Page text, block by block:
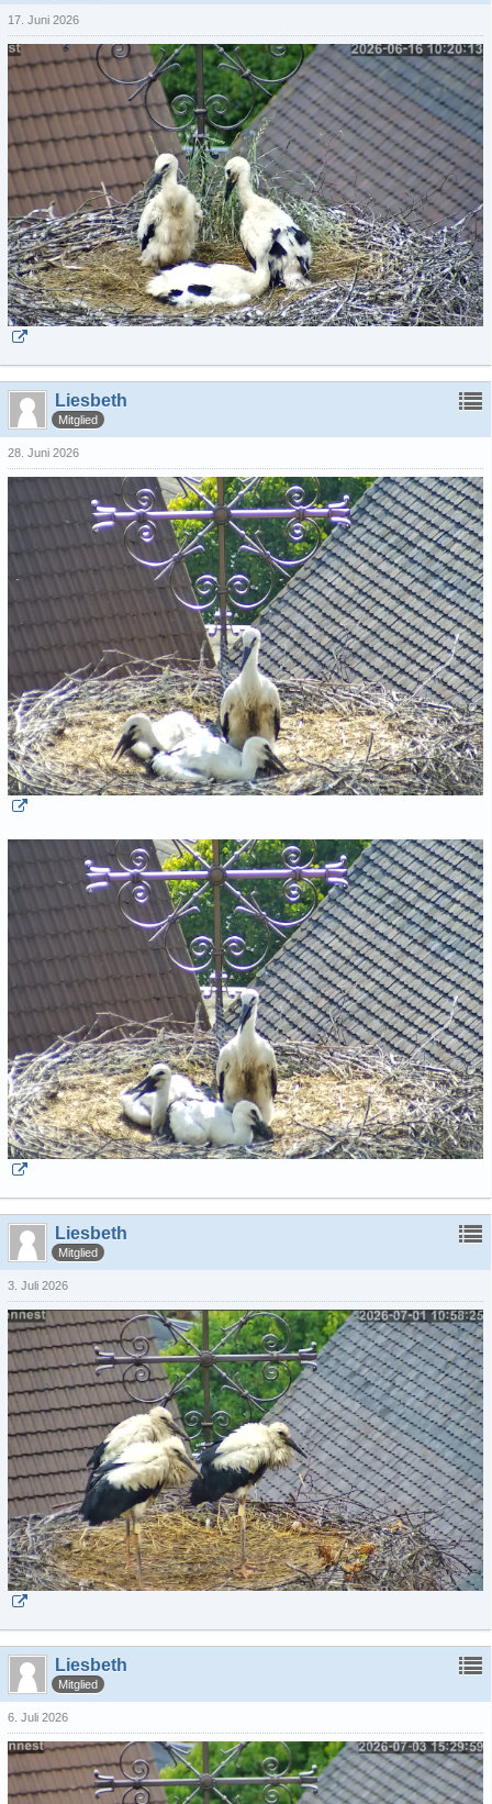
17. Juni 2026
Liesbeth
Mitglied
28. Juni 2026
Liesbeth
Mitglied
3. Juli 2026
Liesbeth
Mitglied
6. Juli 2026